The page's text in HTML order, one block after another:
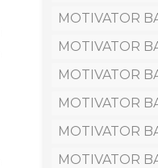
MOTIVATOR
MOTIVATOR
MOTIVATOR
MOTIVATOR
MOTIVATOR
MOTIVATOR